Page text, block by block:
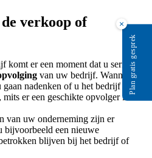
verkoop of
komt er een moment dat u serieus
van uw bedrijf. Wanneer u
nadenken of u het bedrijf
er een geschikte opvolger is.
van uw onderneming zijn er
bijvoorbeeld een nieuwe
blijven bij het bedrijf of
×
Plan gratis gesprek